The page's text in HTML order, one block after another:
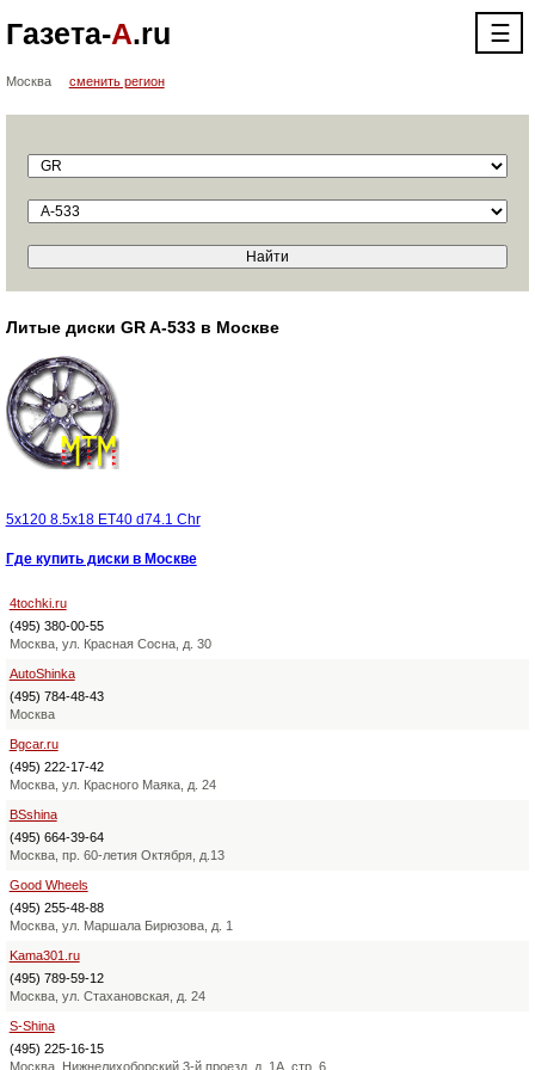
Газета-А.ru ☰
Москва сменить регион
Литые диски GR A-533 в Москве
5x120 8.5x18 ET40 d74.1 Chr
Где купить диски в Москве
4tochki.ru
(495) 380-00-55
Москва, ул. Красная Сосна, д. 30
AutoShinka
(495) 784-48-43
Москва
Bgcar.ru
(495) 222-17-42
Москва, ул. Красного Маяка, д. 24
BSshina
(495) 664-39-64
Москва, пр. 60-летия Октября, д.13
Good Wheels
(495) 255-48-88
Москва, ул. Маршала Бирюзова, д. 1
Kama301.ru
(495) 789-59-12
Москва, ул. Стахановская, д. 24
S-Shina
(495) 225-16-15
Москва, Нижнелихоборский 3-й проезд, д. 1А, стр. 6